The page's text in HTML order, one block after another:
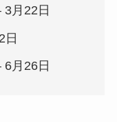
月22日
日
月26日